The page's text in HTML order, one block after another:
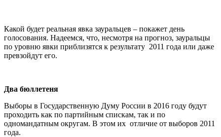
Какой будет реальная явка зауральцев – покажет день
голосования. Надеемся, что, несмотря на прогноз, зауральцы
по уровню явки приблизятся к результату 2011 года или даже
превзойдут его.
Два бюллетеня
Выборы в Государственную Думу России в 2016 году будут
проходить как по партийным спискам, так и по
одномандатным округам. В этом их отличие от выборов 2011
года.